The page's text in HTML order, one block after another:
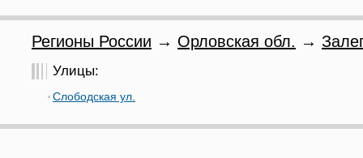
Регионы России → Орловская обл. →
Улицы:
Слободская ул.